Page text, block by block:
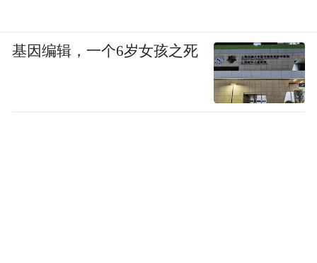
基因编辑，一个6岁女孩之死